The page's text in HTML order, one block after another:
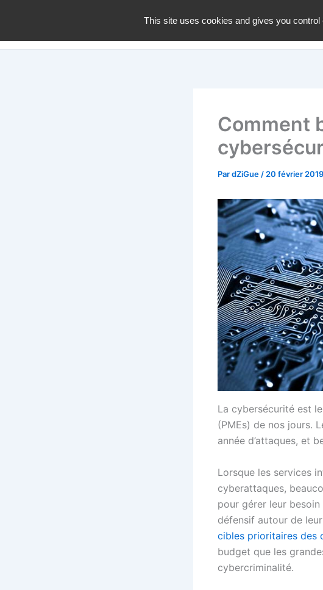
contenu
Comment
PardZiGue / 20 février 2019
La cybersécurité est
(PMEs) de nos jours.
année d’attaques, et
Lorsque les services
cyberattaques,
pour gérer leur besoin
défensif autour de
cibles prioritaires des
budget que les
cybercriminalité.
This site uses cookies and gives you